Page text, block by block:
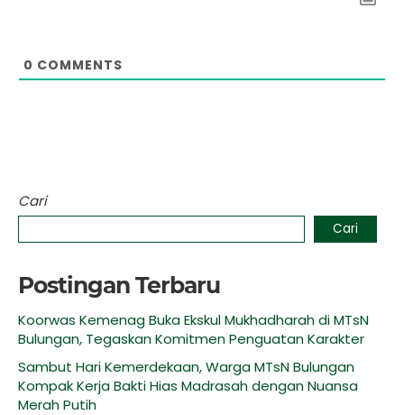
0 COMMENTS
Cari
Cari
Postingan Terbaru
Koorwas Kemenag Buka Ekskul Mukhadharah di MTsN
Bulungan, Tegaskan Komitmen Penguatan Karakter
Sambut Hari Kemerdekaan, Warga MTsN Bulungan
Kompak Kerja Bakti Hias Madrasah dengan Nuansa
Merah Putih